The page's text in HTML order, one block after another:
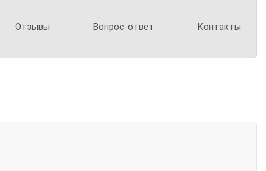
Отзывы Вопрос-ответ Контакты